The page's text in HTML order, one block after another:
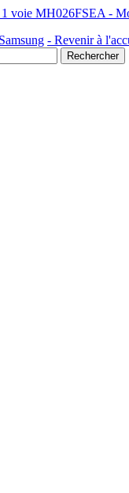
1 voie MH026FSEA -
- Revenir à